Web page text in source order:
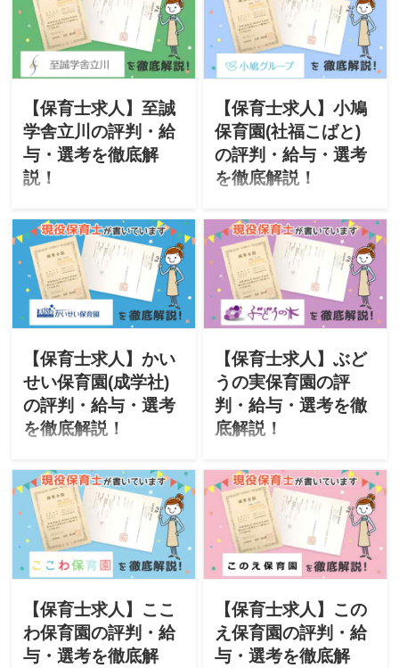
祉法人 横浜婦人クラブ愛児
園」が運営する保育園をご
紹介。「特徴・評判・求
人・オススメな人・選考」
思います。
祉法人聖会」が運営するコ
スモス保育園をご紹介。
「特徴・評判・求人・オス
スメな人・選考」について
す。
【保育士求人】至誠
学舎立川の評判・給
与・選考を徹底解
説！
転職に役立つ情報を掲載し
ています。今回は「社会福
祉法人 至誠学舎立川」が運
営する保育園をご紹介。
「特徴・評判・求人・オス
スメな人・選考」について
す。
【保育士求人】小鳩
保育園(社福こばと)
の評判・給与・選考
を徹底解説！
転職に役立つ情報を掲載し
ています。今回は小鳩グル
ープ(社会福祉法人こばと・
株式会社チャイルド・ピー
ス)が運営する小鳩保育園を
ご紹介。「特徴・評判・求
について徹底解説したいと
思います。
【保育士求人】かい
せい保育園(成学社)
の評判・給与・選考
を徹底解説！
転職に役立つ情報を掲載し
ています。今回は株式会社
成学社が運営する「かいせ
い保育園」をご紹介。「特
徴・評判・求人・オススメ
な人・選考」について徹底
【保育士求人】ぶど
うの実保育園の評
判・給与・選考を徹
底解説！
転職に役立つ情報を掲載し
ています。今回は株式会社
ぶどうの木が運営する「ぶ
どうの実保育園」をご紹
介。「特徴・評判・求人・
オススメな人・選考」につ
ます。
【保育士求人】ここ
わ保育園の評判・給
与・選考を徹底解
【保育士求人】この
え保育園の評判・給
与・選考を徹底解